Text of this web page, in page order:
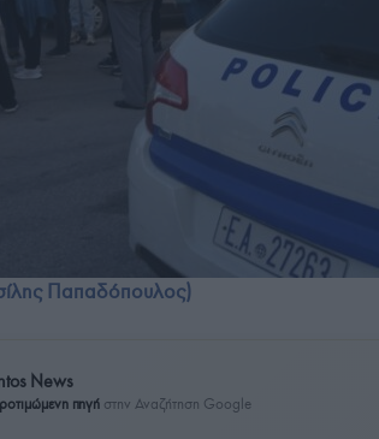
Παπαδόπουλος)
News
πηγή στην Αναζήτηση Google